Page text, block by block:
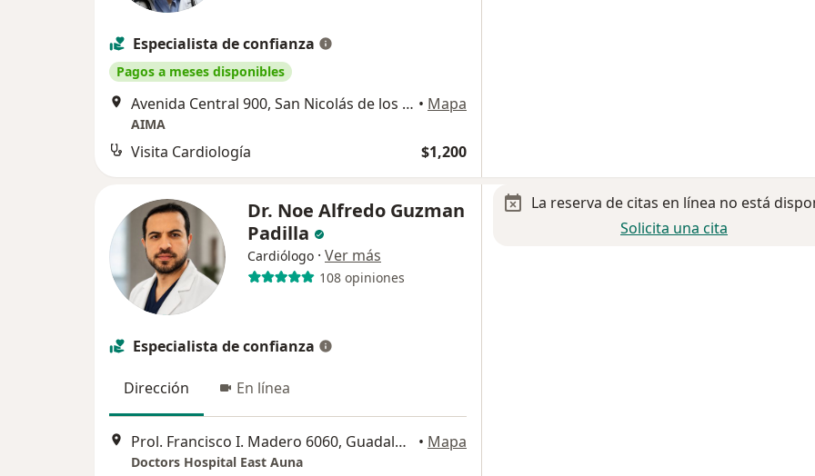
Especialista de confianza
Pagos a meses disponibles
Avenida Central 900, San Nicolás de los Garza • Mapa
AIMA
Visita Cardiología $1,200
Dr. Noe Alfredo Guzman
Padilla
Cardiólogo · Ver más
108 opiniones
Especialista de confianza
Dirección En línea
Prol. Francisco I. Madero 6060, Guadalupe • Mapa
Doctors Hospital East Auna
La reserva de citas en línea no está
Solicita una cita